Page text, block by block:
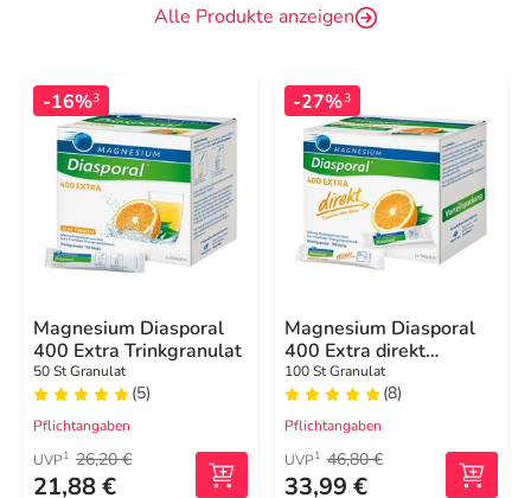
Alle Produkte anzeigen
-16%3
Magnesium Diasporal
400 Extra Trinkgranulat
50 St Granulat
(5)
Pflichtangaben
UVP1 26,20 €
21,88 €
-27%3
Magnesium Diasporal
400 Extra direkt
Granulat
100 St Granulat
(8)
Pflichtangaben
UVP1 46,80 €
33,99 €